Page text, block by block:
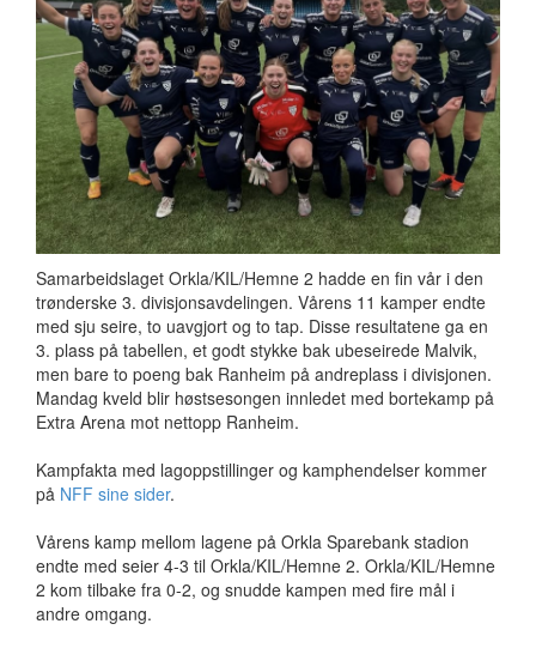
Samarbeidslaget Orkla/KIL/Hemne 2 hadde en fin vår i den
trønderske 3. divisjonsavdelingen. Vårens 11 kamper endte
med sju seire, to uavgjort og to tap. Disse resultatene ga en
3. plass på tabellen, et godt stykke bak ubeseirede Malvik,
men bare to poeng bak Ranheim på andreplass i divisjonen.
Mandag kveld blir høstsesongen innledet med bortekamp på
Extra Arena mot nettopp Ranheim.
Kampfakta med lagoppstillinger og kamphendelser kommer
på NFF sine sider.
Vårens kamp mellom lagene på Orkla Sparebank stadion
endte med seier 4-3 til Orkla/KIL/Hemne 2. Orkla/KIL/Hemne
2 kom tilbake fra 0-2, og snudde kampen med fire mål i
andre omgang.